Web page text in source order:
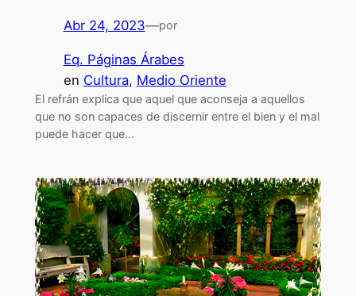
Abr 24, 2023—por
Eq. Páginas Árabes
en Cultura, Medio Oriente
El refrán explica que aquel que aconseja a aquellos
que no son capaces de discernir entre el bien y el mal
puede hacer que…